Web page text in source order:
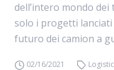
dell’intero mondo
solo i progetti
futuro dei camion a
02/16/2021